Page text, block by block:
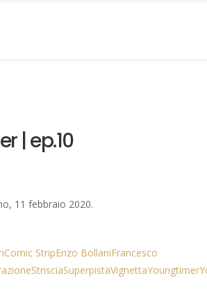
| ep.10
11 febbraio 2020.
Comic StripEnzo BollaniFrancesco
StrisciaSuperpistaVignettaYoungtimer